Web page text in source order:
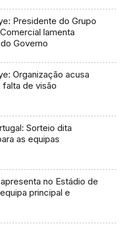
Presidente do Grupo
lamenta
Governo
Organização acusa
falta de visão
Sorteio dita
as equipas
no Estádio de
principal e